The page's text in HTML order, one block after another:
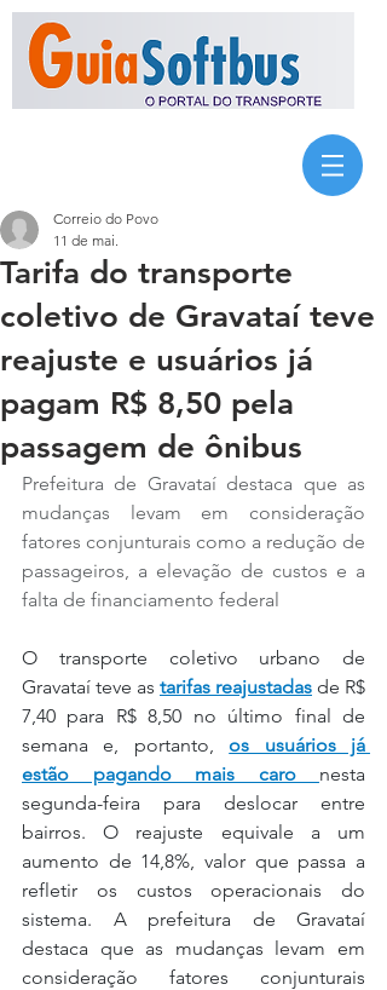
Tarifa do transporte
coletivo de Gravataí teve
reajuste e usuários já
pagam R$ 8,50 pela
passagem de ônibus
Correio do Povo
11 de mai.
Prefeitura de Gravataí destaca que as
mudanças levam em consideração
fatores conjunturais como a redução de
passageiros, a elevação de custos e a
falta de financiamento federal
O transporte coletivo urbano de
Gravataí teve as tarifas reajustadas de R$
7,40 para R$ 8,50 no último final de
semana e, portanto, os usuários já
estão pagando mais caro nesta
segunda-feira para deslocar entre
bairros. O reajuste equivale a um
aumento de 14,8%, valor que passa a
refletir os custos operacionais do
sistema. A prefeitura de Gravataí
destaca que as mudanças levam em
consideração fatores conjunturais